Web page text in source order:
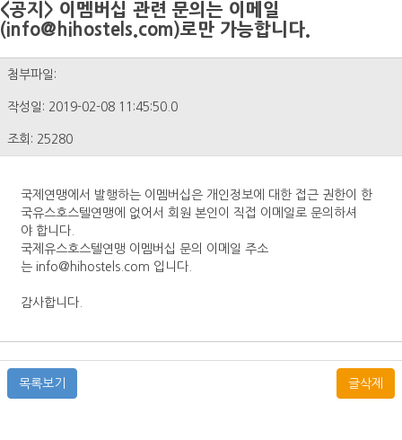
<공지> 이멤버십 관련 문의는 이메일
(info@hihostels.com)로만 가능합니다.
첨부파일:
작성일: 2019-02-08 11:45:50.0
조회: 25280
국제연맹에서 발행하는 이멤버십은 개인정보에 대한 접근 권한이 한
국유스호스텔연맹에 없어서 회원 본인이 직접 이메일로 문의하셔
야 합니다.
국제유스호스텔연맹 이멤버십 문의 이메일 주소
는 info@hihostels.com 입니다.
감사합니다.
목록보기 글삭제